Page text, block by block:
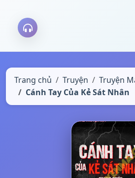
Trang chủ Truyện
Truyện
Cánh Tay Của Kẻ Sát Nhân